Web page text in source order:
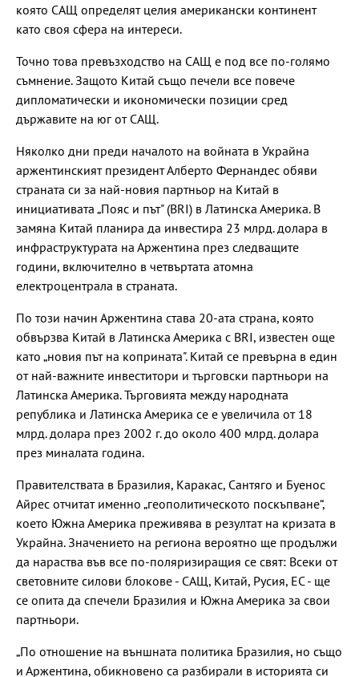
която САЩ определят целия американски континент
като своя сфера на интереси.
Точно това превъзходство на САЩ е под все по-голямо
съмнение. Защото Китай също печели все повече
дипломатически и икономически позиции сред
държавите на юг от САЩ.
Няколко дни преди началото на войната в Украйна
аржентинският президент Алберто Фернандес обяви
страната си за най-новия партньор на Китай в
инициативата „Пояс и път" (BRI) в Латинска Америка. В
замяна Китай планира да инвестира 23 млрд. долара в
инфраструктурата на Аржентина през следващите
години, включително в четвъртата атомна
електроцентрала в страната.
По този начин Аржентина става 20-ата страна, която
обвързва Китай в Латинска Америка с BRI, известен още
като „новия път на коприната". Китай се превърна в един
от най-важните инвеститори и търговски партньори на
Латинска Америка. Търговията между народната
република и Латинска Америка се е увеличила от 18
млрд. долара през 2002 г. до около 400 млрд. долара
през миналата година.
Правителствата в Бразилия, Каракас, Сантяго и Буенос
Айрес отчитат именно „геополитическото поскъпване“,
което Южна Америка преживява в резултат на кризата в
Украйна. Значението на региона вероятно ще продължи
да нараства във все по-поляризиращия се свят: Всеки от
световните силови блокове - САЩ, Китай, Русия, ЕС - ще
се опита да спечели Бразилия и Южна Америка за свои
партньори.
„По отношение на външната политика Бразилия, но също
и Аржентина, обикновено са разбирали в историята си